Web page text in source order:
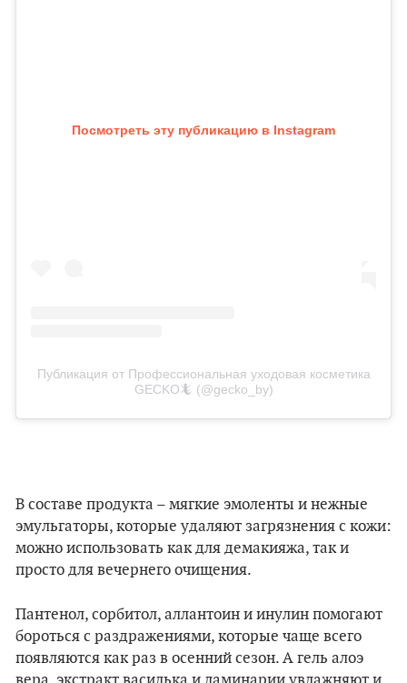
Посмотреть эту публикацию в Instagram
Публикация от Профессиональная уходовая косметика
GECKO🦎 (@gecko_by)
В составе продукта – мягкие эмоленты и нежные
эмульгаторы, которые удаляют загрязнения с кожи:
можно использовать как для демакияжа, так и
просто для вечернего очищения.
Пантенол, сорбитол, аллантоин и инулин помогают
бороться с раздражениями, которые чаще всего
появляются как раз в осенний сезон. А гель алоэ